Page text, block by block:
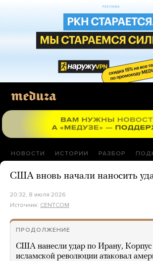
НОВОСТИ ИСТОРИИ РАЗБОР
США вновь начали наносить
20:32, 8 июля 2026
Источник: CENTCOM
ПРОДОЛЖЕНИЕ
США нанесли удар по Ирану, Корпус
исламской революции атаковал